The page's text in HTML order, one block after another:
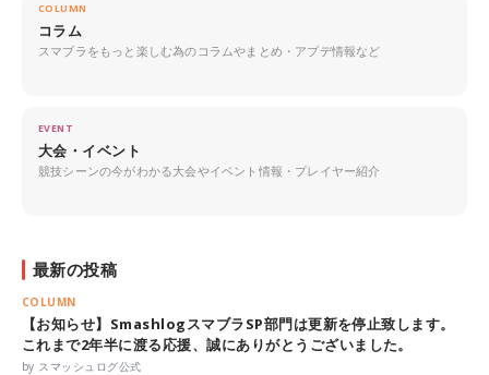
COLUMN
コラム
スマブラをもっと楽しむ為のコラムやまとめ・アプデ情報など
EVENT
大会・イベント
競技シーンの今がわかる大会やイベント情報・プレイヤー紹介
最新の投稿
COLUMN
【お知らせ】SmashlogスマブラSP部門は更新を停止致します。
これまで2年半に渡る応援、誠にありがとうございました。
by スマッシュログ公式